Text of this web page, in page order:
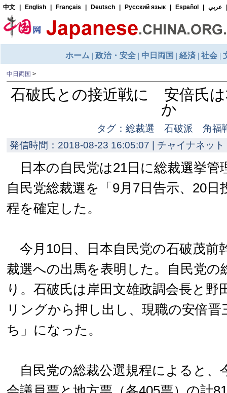
中日両国 >
石破氏との接近戦に 安倍氏
か
タグ：総裁選 石破派 角福
発信時間：2018-08-23 16:05:07 | チャイナネッ
日本の自民党は21日に総裁選挙管
自民党総裁選を「9月7日告示、20日
程を確定した。
今月10日、日本自民党の石破茂前
裁選への出馬を表明した。自民党の
り。石破氏は岸田文雄政調会長と野
リングから押し出し、現職の安倍晋
ち」になった。
自民党の総裁公選規程によると、